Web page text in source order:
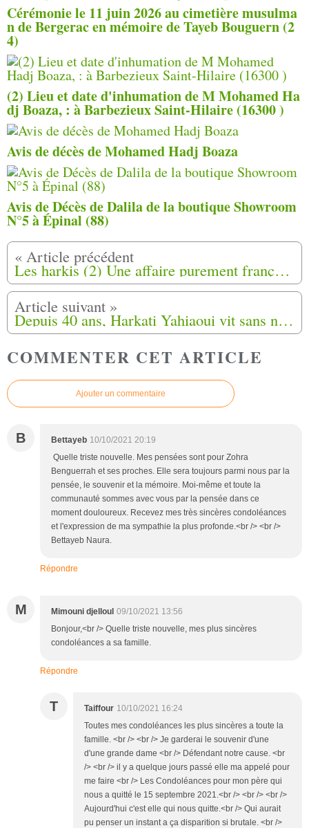
Cérémonie le 11 juin 2026 au cimetière musulma
n de Bergerac en mémoire de Tayeb Bouguern (2
4)
(2) Lieu et date d'inhu­ma­tion de M Mohamed Ha
dj Boaza, : à Barbezieux Saint-Hilaire (16300 )
Avis de décès de Mohamed Hadj Boaza
Avis de Décès de Dalila de la boutique Showroom
N°5 à Épinal (88)
Les harkis (2) Une affaire purement française ?
Depuis 40 ans, Harkati Yahiaoui vit sans nationalité
COMMENTER CET ARTICLE
Ajouter un commentaire
B Bettayeb 10/10/2021 20:19
Quelle triste nouvelle. Mes pensées sont pour Zohra
Benguerrah et ses proches. Elle sera toujours parmi nous par la
pensée, le souvenir et la mémoire. Moi-même et toute la
communauté sommes avec vous par la pensée dans ce
moment douloureux. Recevez mes très sincères condoléances
et l'expression de ma sympathie la plus profonde.<br /> <br />
Bettayeb Naura.
Répondre
M Mimouni djelloul 09/10/2021 13:56
Bonjour,<br /> Quelle triste nouvelle, mes plus sincères
condoléances a sa famille.
Répondre
T Taiffour 10/10/2021 16:24
Toutes mes condoléances les plus sincères a toute la
famille. <br /> <br /> Je garderai le souvenir d'une
d'une grande dame <br /> Défendant notre cause. <br
/> <br /> il y a quelque jours passé elle ma appelé pour
me faire <br /> Les Condoléances pour mon père qui
nous a quitté le 15 septembre 2021.<br /> <br /> <br />
Aujourd'hui c'est elle qui nous quitte.<br /> Qui aurait
pu penser un instant a ça disparition si brutale. <br />